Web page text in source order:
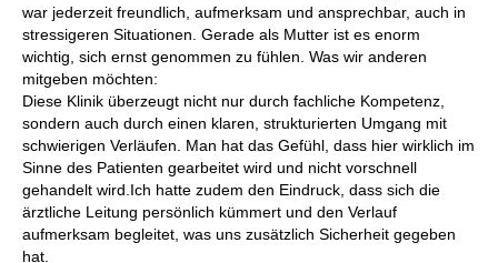
war jederzeit freundlich, aufmerksam und ansprechbar, auch in
stressigeren Situationen. Gerade als Mutter ist es enorm
wichtig, sich ernst genommen zu fühlen. Was wir anderen
mitgeben möchten:
Diese Klinik überzeugt nicht nur durch fachliche Kompetenz,
sondern auch durch einen klaren, strukturierten Umgang mit
schwierigen Verläufen. Man hat das Gefühl, dass hier wirklich im
Sinne des Patienten gearbeitet wird und nicht vorschnell
gehandelt wird.Ich hatte zudem den Eindruck, dass sich die
ärztliche Leitung persönlich kümmert und den Verlauf
aufmerksam begleitet, was uns zusätzlich Sicherheit gegeben
hat.